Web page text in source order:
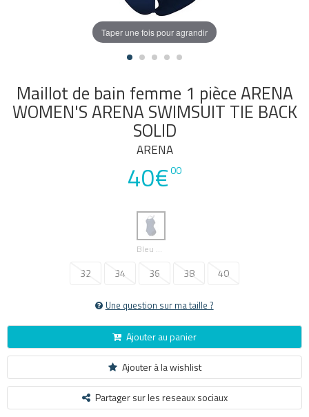
Taper une fois pour agrandir
Maillot de bain femme 1 pièce ARENA
WOMEN'S ARENA SWIMSUIT TIE BACK
SOLID
ARENA
40€00
Bleu Marine
32 34 36 38 40
Une question sur ma taille ?
Ajouter au panier
Ajouter à la wishlist
Partager sur les reseaux sociaux